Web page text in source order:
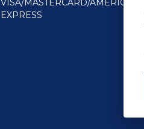
VISA/MASTERCARD/AMERICAN
EXPRESS